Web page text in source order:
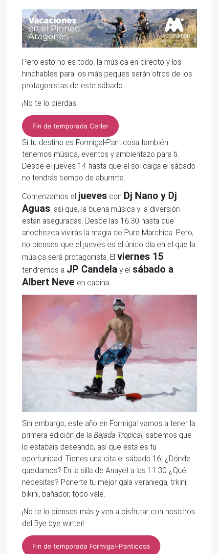
Pero esto no es todo, la música en directo y los
hinchables para los más peques serán otros de los
protagonistas de este sábado.
¡No te lo pierdas!
Fin de temporada Cerler
Si tu destino es Formigal-Panticosa también
tenemos música, eventos y ambientazo para ti.
Desde el jueves 14 hasta que el sol caiga el sábado
no tendrás tiempo de aburrirte.
Comenzamos el jueves con Dj Nano y Dj
Aguas, así que, la buena música y la diversión
están aseguradas. Desde las 16.30 hasta que
anochezca vivirás la magia de Pure Marchica. Pero,
no pienses que el jueves es el único día en el que la
música será protagonista. El viernes 15
tendremos a JP Candela y el sábado a
Albert Neve en cabina.
Sin embargo, este año en Formigal vamos a tener la
primera edición de la Bajada Tropical, sabemos que
lo estabais deseando, así que esta es tu
oportunidad. Tienes una cita el sábado 16. ¿Dónde
quedamos? En la silla de Anayet a las 11:30 ¿Qué
necesitas? Ponerte tu mejor gala veraniega, trkini,
bikini, bañador, todo vale.
¡No te lo pienses más y ven a disfrutar con nosotros
del Bye bye winter!
Fin de temporada Formigal-Panticosa